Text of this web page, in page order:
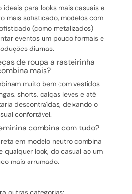
ideais para looks mais casuais e
mais sofisticado, modelos com
(como metalizados)
eventos um pouco formais e
diurnas.
mais?
muito bem com vestidos
shorts, calças leves e até
descontraídas, deixando o
confortável.
combina com tudo?
em modelo neutro combina
qualquer look, do casual ao um
mais arrumado.
outras categorias: